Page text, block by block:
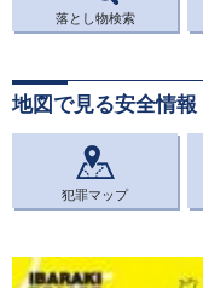
落とし物検索
地図で見る安全情報
犯罪マップ